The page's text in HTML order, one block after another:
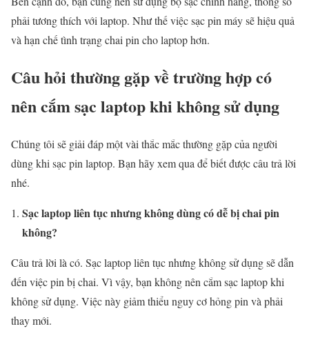
phải tương thích với laptop. Như thế việc sạc pin máy sẽ hiệu quả
và hạn chế tình trạng chai pin cho laptop hơn.
Câu hỏi thường gặp về trường hợp có
nên cắm sạc laptop khi không sử dụng
Chúng tôi sẽ giải đáp một vài thắc mắc thường gặp của người
dùng khi sạc pin laptop. Bạn hãy xem qua để biết được câu trả lời
nhé.
Sạc laptop liên tục nhưng không dùng có dễ bị chai pin
không?
Câu trả lời là có. Sạc laptop liên tục nhưng không sử dụng sẽ dẫn
đến việc pin bị chai. Vì vậy, bạn không nên cắm sạc laptop khi
không sử dụng. Việc này giảm thiểu nguy cơ hỏng pin và phải
thay mới.